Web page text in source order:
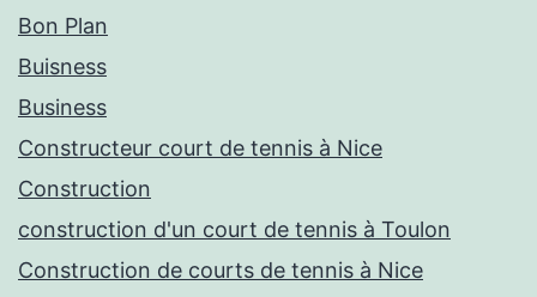
Bon Plan
Buisness
Business
Constructeur court de tennis à Nice
Construction
construction d'un court de tennis à Toulon
Construction de courts de tennis à Nice